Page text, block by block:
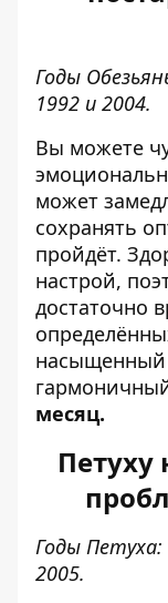
Годы
1992 и 2004.
Вы можете
может
сохранять
пройдёт.
настрой,
достаточно
насыщенный
месяц.
Петуху
Годы Петуха:
2005.